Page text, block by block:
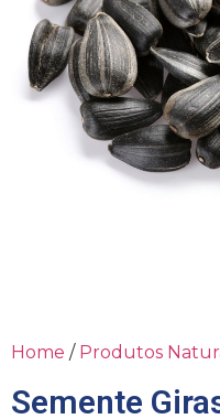
Home / Produtos
Semente